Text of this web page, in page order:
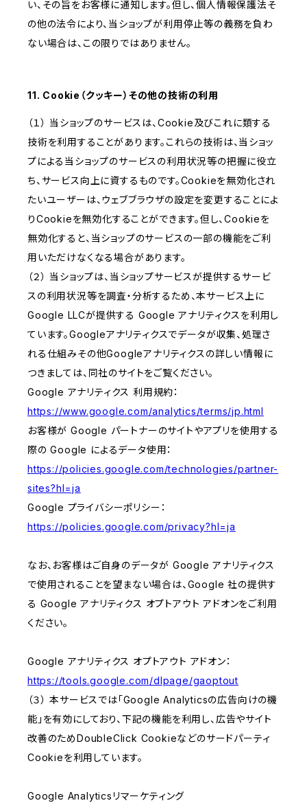
い、その旨をお客様に通知します。但し、個人情報保護法そ
の他の法令により、当ショップが利用停止等の義務を負わ
ない場合は、この限りではありません。
11. Cookie（クッキー）その他の技術の利用
（１） 当ショップのサービスは、Cookie及びこれに類する
技術を利用することがあります。これらの技術は、当ショッ
プによる当ショップのサービスの利用状況等の把握に役立
ち、サービス向上に資するものです。Cookieを無効化され
たいユーザーは、ウェブブラウザの設定を変更することによ
りCookieを無効化することができます。但し、Cookieを
無効化すると、当ショップのサービスの一部の機能をご利
用いただけなくなる場合があります。
（２） 当ショップは、当ショップサービスが提供するサービ
スの利用状況等を調査・分析するため、本サービス上に
Google LLCが提供する Google アナリティクスを利用し
ています。Googleアナリティクスでデータが収集、処理さ
れる仕組みその他Googleアナリティクスの詳しい情報に
つきましては、同社のサイトをご覧ください。
Google アナリティクス 利用規約：
https://www.google.com/analytics/terms/jp.html
お客様が Google パートナーのサイトやアプリを使用する
際の Google によるデータ使用：
https://policies.google.com/technologies/partner-
sites?hl=ja
Google プライバシーポリシー：
https://policies.google.com/privacy?hl=ja
なお、お客様はご自身のデータが Google アナリティクス
で使用されることを望まない場合は、Google 社の提供す
る Google アナリティクス オプトアウト アドオンをご利用
ください。
Google アナリティクス オプトアウト アドオン：
https://tools.google.com/dlpage/gaoptout
（３） 本サービスでは「Google Analyticsの広告向けの機
能」を有効にしており、下記の機能を利用し、広告やサイト
改善のためDoubleClick Cookieなどのサードパーティ
Cookieを利用しています。
Google Analyticsリマーケティング